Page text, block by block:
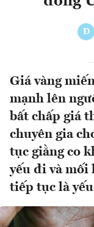
Đ
Giá vàng
mạnh lên
bất chấp giá
chuyên gia
tục giằng co
yếu đi và mối
tiếp tục là